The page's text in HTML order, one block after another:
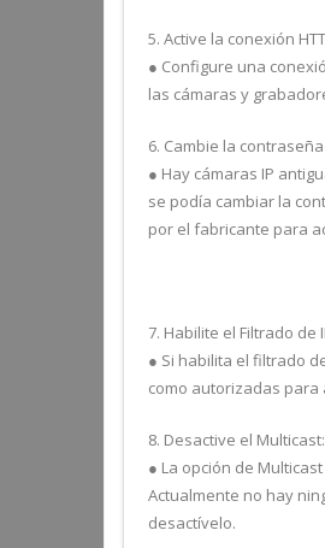
5. Active la conexión
● Configure una
las cámaras y
6. Cambie la contraseña
● Hay cámaras IP
se podía cambiar la
por el fabricante para
7. Habilite el Filtrado de
● Si habilita el filtrado
como autorizadas para
8. Desactive el Multicast:
● La opción de
Actualmente no hay
desactívelo.